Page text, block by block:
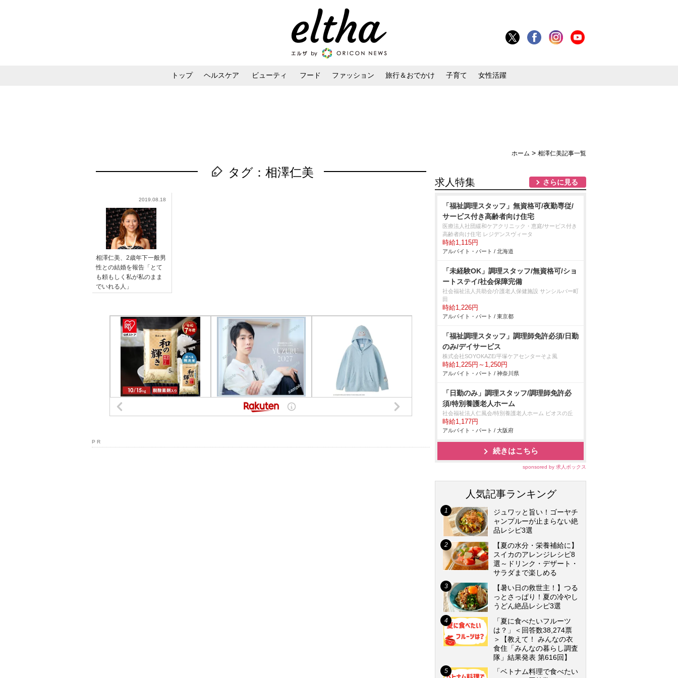
トップ ヘルスケア ビューティ フード ファッション 旅行＆おでかけ 子育て 女性活躍
ホーム > 相澤仁美記事一覧
タグ：相澤仁美
2019.08.18
相澤仁美、2歳年下一般男
性との結婚を報告「とて
も頼もしく私が私のまま
でいれる人」
P R
求人特集 さらに見る
「福祉調理スタッフ」無資格可/夜勤専従/
サービス付き高齢者向け住宅
医療法人社団緩和ケアクリニック・恵庭/サービス付き
高齢者向け住宅 レジデンスヴィータ
時給1,115円
アルバイト・パート / 北海道
「未経験OK」調理スタッフ/無資格可/ショ
ートステイ/社会保障完備
社会福祉法人共助会/介護老人保健施設 サンシルバー町
田
時給1,226円
アルバイト・パート / 東京都
「福祉調理スタッフ」調理師免許必須/日勤
のみ/デイサービス
株式会社SOYOKAZE/平塚ケアセンターそよ風
時給1,225円～1,250円
アルバイト・パート / 神奈川県
「日勤のみ」調理スタッフ/調理師免許必
須/特別養護老人ホーム
社会福祉法人仁風会/特別養護老人ホーム ビオスの丘
時給1,177円
アルバイト・パート / 大阪府
続きはこちら
sponsored by 求人ボックス
人気記事ランキング
ジュワッと旨い！ゴーヤチ
ャンプルーが止まらない絶
品レシピ3選
【夏の水分・栄養補給に】
スイカのアレンジレシピ8
選～ドリンク・デザート・
サラダまで楽しめる
【暑い日の救世主！】つる
っとさっぱり！夏の冷やし
うどん絶品レシピ3選
「夏に食べたいフルーツ
は？」＜回答数38,274票
＞【教えて！ みんなの衣
食住「みんなの暮らし調査
隊」結果発表 第616回】
「ベトナム料理で食べたい